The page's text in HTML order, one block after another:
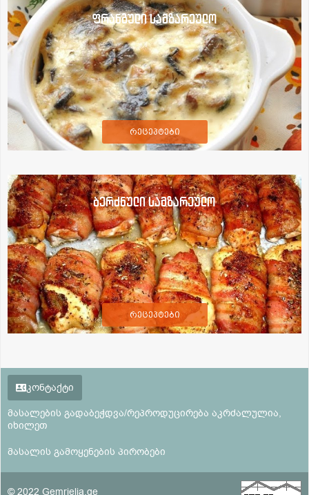
ფრანგული სამზარეულო
რეცეპტები
ბერძნული სამზარეულო
რეცეპტები
კონტაქტი
მასალების გადაბეჭდვა/რეპროდუცირება აკრძალულია,
იხილეთ
მასალის გამოყენების პირობები
© 2022 Gemrielia.ge